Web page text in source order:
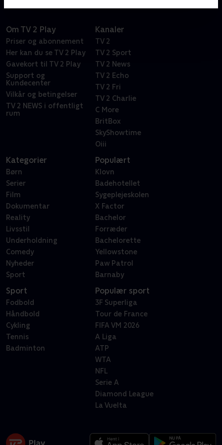
Om TV 2 Play
Priser og abonnement
Her kan du se TV 2 Play
Gavekort til TV 2 Play
Support og
Kundecenter
Vilkår og betingelser
TV 2 NEWS i offentligt
rum
Kanaler
TV 2
TV 2 Sport
TV 2 News
TV 2 Echo
TV 2 Fri
TV 2 Charlie
C More
BritBox
SkyShowtime
Oiii
Kategorier
Børn
Serier
Film
Dokumentar
Reality
Livsstil
Underholdning
Comedy
Nyheder
Sport
Populært
Klovn
Badehotellet
Sygeplejeskolen
X Factor
Bachelor
Forræder
Bachelorette
Yellowstone
Paw Patrol
Barnaby
Sport
Fodbold
Håndbold
Cykling
Tennis
Badminton
Populær sport
3F Superliga
Tour de France
FIFA VM 2026
A Liga
ATP
WTA
NFL
Serie A
Diamond League
La Vuelta